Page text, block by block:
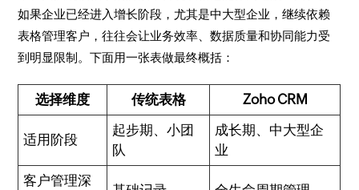
如果企业已经进入增长阶段，尤其是中大型企业，继续依赖
表格管理客户，往往会让业务效率、数据质量和协同能力受
到明显限制。下面用一张表做最终概括：
选择维度 传统表格 Zoho CRM
适用阶段
起步期、小团
队
成长期、中大型企
业
客户管理深